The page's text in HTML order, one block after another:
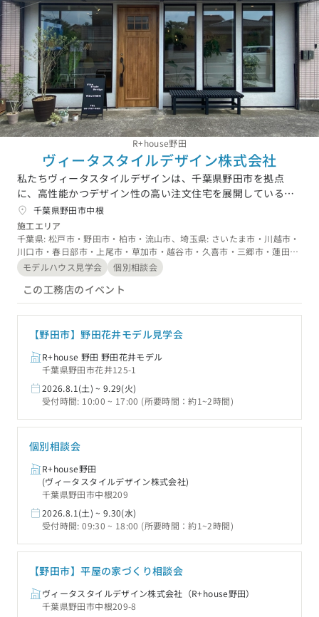
R+house野田
ヴィータスタイルデザイン株式会社
私たちヴィータスタイルデザインは、千葉県野田市を拠点
に、高性能かつデザイン性の高い注文住宅を展開している工
務店です。ひとりとして同じ人がいないように、家も自由な
発想でそれぞれに個性があっていい。R+house野田の家づく
りは、ひとりひとりの個性を大切に、住む人が心地よく感じ
る家をつくります。高気密・高断熱といった性能はもちろ
ん、生活動線やデザインまでこだわりぬいた家は、日々の生
活を豊かに、家族を優しく包みます。
千葉県野田市中根
施工エリア
千葉県: 松戸市・野田市・柏市・流山市、埼玉県: さいたま市・川越市・
川口市・春日部市・上尾市・草加市・越谷市・久喜市・三郷市・蓮田
市・幸手市・吉川市・白岡市・南埼玉郡宮代町・北葛飾郡杉戸町・北葛
飾郡松伏町、茨城県: 古河市・坂東市・猿島郡五霞町・猿島郡境町
モデルハウス見学会 個別相談会
この工務店のイベント
【野田市】野田花井モデル見学会
R+house 野田 野田花井モデル
千葉県野田市花井125-1
2026.8.1(土) ~ 9.29(火)
受付時間: 10:00 ~ 17:00 (所要時間：約1~2時間)
個別相談会
R+house野田
(ヴィータスタイルデザイン株式会社)
千葉県野田市中根209
2026.8.1(土) ~ 9.30(水)
受付時間: 09:30 ~ 18:00 (所要時間：約1~2時間)
【野田市】平屋の家づくり相談会
ヴィータスタイルデザイン株式会社（R+house野田）
千葉県野田市中根209-8